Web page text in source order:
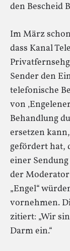
den Bescheid
Im März schon
dass Kanal
Sender den
telefonische
von
Behandlung
ersetzen
gefördert hat,
einer
der Moderator
„Engel“
vornehmen.
zitiert: „Wir
Darm ein.“